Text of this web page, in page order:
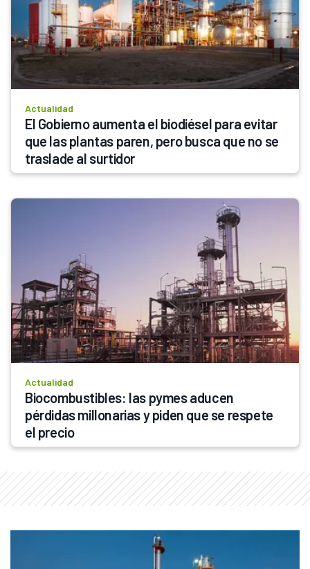
Actualidad
El Gobierno aumenta el biodiésel para evitar
que las plantas paren, pero busca que no se
traslade al surtidor
Actualidad
Biocombustibles: las pymes aducen
pérdidas millonarias y piden que se respete
el precio